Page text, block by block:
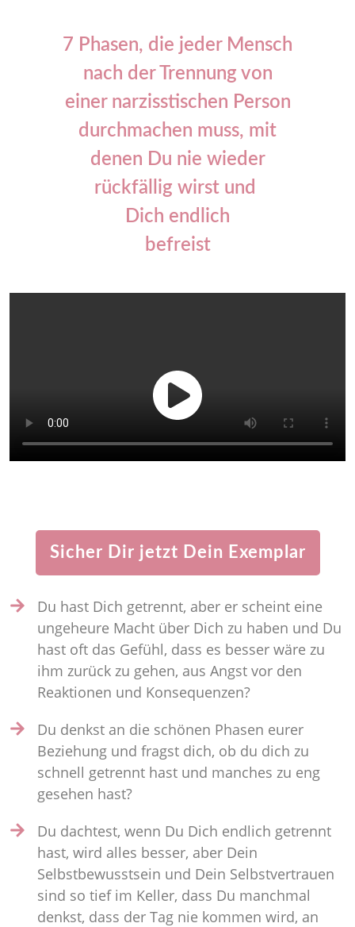
7 Phasen, die jeder Mensch
nach der Trennung von
einer narzisstischen Person
durchmachen muss, mit
denen Du nie wieder
rückfällig wirst und
Dich endlich
befreist
Du hast Dich getrennt, aber er scheint eine
ungeheure Macht über Dich zu haben und Du
hast oft das Gefühl, dass es besser wäre zu
ihm zurück zu gehen, aus Angst vor den
Reaktionen und Konsequenzen?
Du denkst an die schönen Phasen eurer
Beziehung und fragst dich, ob du dich zu
schnell getrennt hast und manches zu eng
gesehen hast?
Du dachtest, wenn Du Dich endlich getrennt
hast, wird alles besser, aber Dein
Selbstbewusstsein und Dein Selbstvertrauen
sind so tief im Keller, dass Du manchmal
denkst, dass der Tag nie kommen wird, an
Sicher Dir jetzt Dein Exemplar